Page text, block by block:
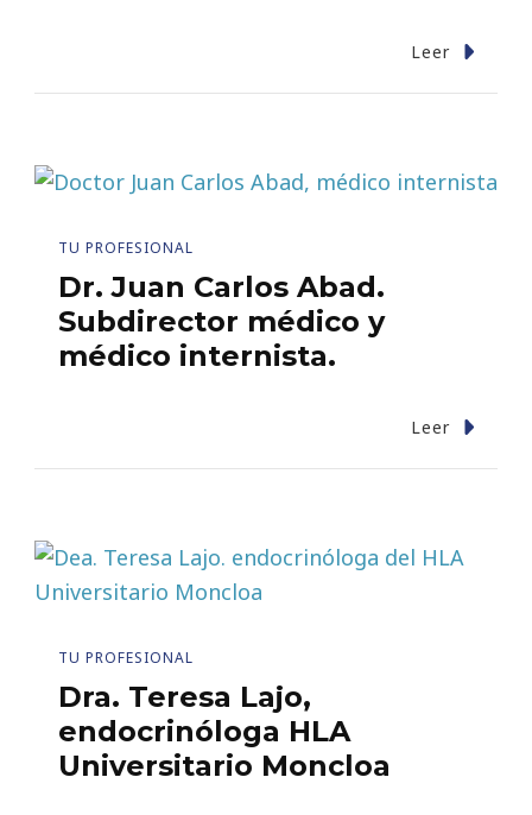
Leer
TU PROFESIONAL
Dr. Juan Carlos Abad.
Subdirector médico y
médico internista.
Leer
TU PROFESIONAL
Dra. Teresa Lajo,
endocrinóloga HLA
Universitario Moncloa